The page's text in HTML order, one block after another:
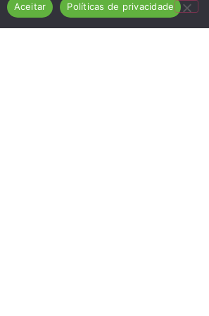
Aceitar Políticas de privacidade